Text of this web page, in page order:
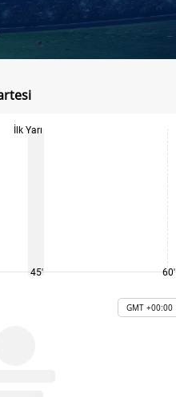
İlk Yarı
45' 60'
GMT +00:00